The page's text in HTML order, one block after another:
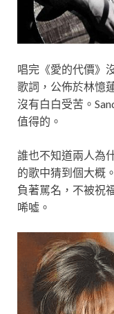
唱完《愛的代價》
歌詞，公佈於林憶
沒有白白受苦。
值得的。
誰也不知道兩人為
的歌中猜到個大概
負著駡名，不被祝
唏噓。